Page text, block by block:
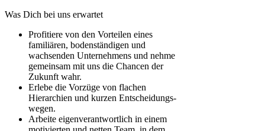
Was Dich bei uns erwartet
Profitiere von den Vorteilen eines
familiären, boden­ständigen und
wachsenden Unternehmens und nehme
gemeinsam mit uns die Chancen der
Zukunft wahr.
Erlebe die Vorzüge von flachen
Hierarchien und kurzen Entscheidungs­
wegen.
Arbeite eigen­verant­wortlich in einem